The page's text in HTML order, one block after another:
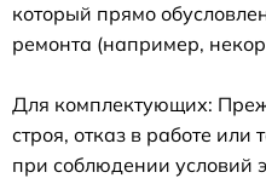
который прямо
ремонта (например,
Для комплектующих:
строя, отказ в работе
при соблюдении условий